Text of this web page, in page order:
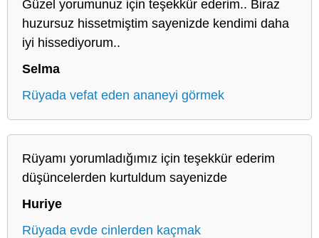
Güzel yorumunuz için teşekkür ederim.. Biraz
huzursuz hissetmiştim sayenizde kendimi daha
iyi hissediyorum..
Selma
Rüyada vefat eden ananeyi görmek
Rüyamı yorumladığımız için teşekkür ederim
düşüncelerden kurtuldum sayenizde
Huriye
Rüyada evde cinlerden kaçmak